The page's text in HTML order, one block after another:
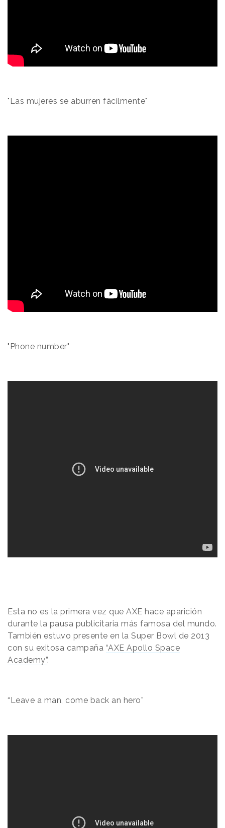
"Las mujeres se aburren fácilmente"
"Phone number"
Esta no es la primera vez que AXE hace aparición
durante la pausa publicitaria más famosa del mundo.
También estuvo presente en la Super Bowl de 2013
con su exitosa campaña “AXE Apollo Space
Academy”.
“Leave a man, come back an hero”